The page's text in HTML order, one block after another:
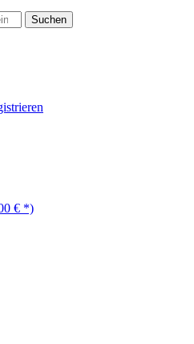
Suchen
€ *)